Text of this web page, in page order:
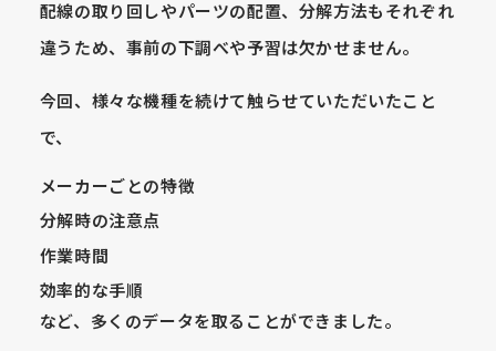
配線の取り回しやパーツの配置、分解方法もそれぞれ
違うため、事前の下調べや予習は欠かせません。
今回、様々な機種を続けて触らせていただいたこと
で、
メーカーごとの特徴
分解時の注意点
作業時間
効率的な手順
など、多くのデータを取ることができました。